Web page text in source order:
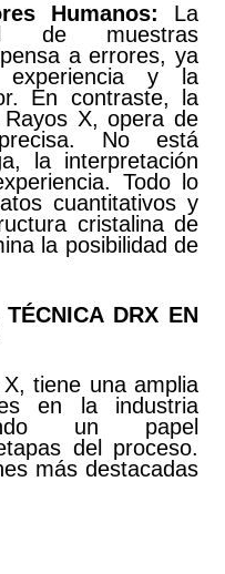
Humanos: La
de muestras
a errores, ya
y la
En contraste, la
X, opera de
No está
la interpretación
Todo lo
cuantitativos y
cristalina de
la posibilidad de
DRX EN
tiene una amplia
en la industria
un papel
del proceso.
más destacadas